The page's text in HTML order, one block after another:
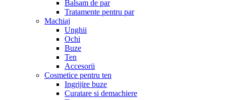
Balsam de par
Tratamente pentru par
Machiaj
Unghii
Ochi
Buze
Ten
Accesorii
Cosmetice pentru ten
Ingrijire buze
Curatare si demachiere